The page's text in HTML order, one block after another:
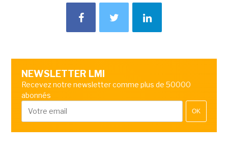
NEWSLETTER LMI
Recevez notre newsletter comme plus de 50000
abonnés
OK